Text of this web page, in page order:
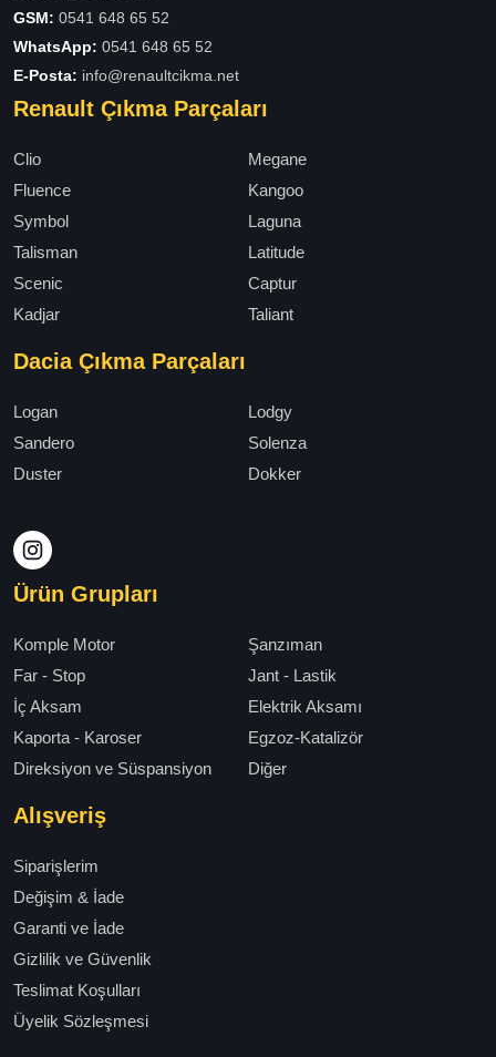
GSM: 0541 648 65 52
WhatsApp: 0541 648 65 52
E-Posta: info@renaultcikma.net
Renault Çıkma Parçaları
Clio
Megane
Fluence
Kangoo
Symbol
Laguna
Talisman
Latitude
Scenic
Captur
Kadjar
Taliant
Dacia Çıkma Parçaları
Logan
Lodgy
Sandero
Solenza
Duster
Dokker
Ürün Grupları
Komple Motor
Şanzıman
Far - Stop
Jant - Lastik
İç Aksam
Elektrik Aksamı
Kaporta - Karoser
Egzoz-Katalizör
Direksiyon ve Süspansiyon
Diğer
Alışveriş
Siparişlerim
Değişim & İade
Garanti ve İade
Gizlilik ve Güvenlik
Teslimat Koşulları
Üyelik Sözleşmesi